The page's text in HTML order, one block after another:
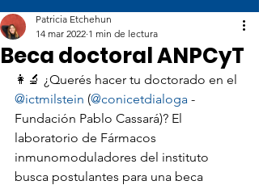
Beca doctoral ANPCyT
Patricia Etchehun
14 mar 2022 1 min de lectura
👩‍🔬 ¿Querés hacer tu doctorado en el
@ictmilstein (@conicetdialoga -
Fundación Pablo Cassará)? El
laboratorio de Fármacos
inmunomoduladores del instituto
busca postulantes para una beca